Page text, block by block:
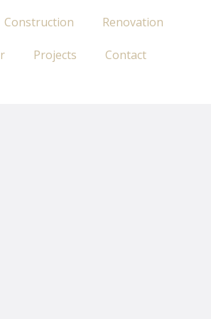
Construction Renovation
Projects Contact